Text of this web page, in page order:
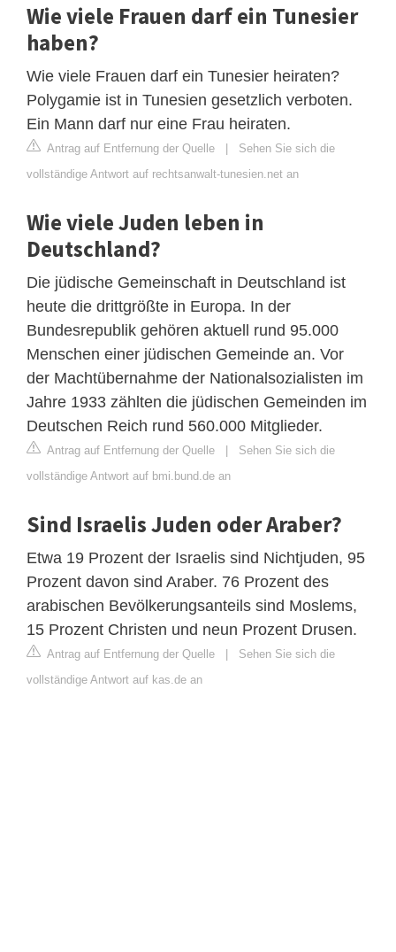
Wie viele Frauen darf ein Tunesier
haben?
Wie viele Frauen darf ein Tunesier heiraten?
Polygamie ist in Tunesien gesetzlich verboten.
Ein Mann darf nur eine Frau heiraten.
Antrag auf Entfernung der Quelle | Sehen Sie sich die
vollständige Antwort auf rechtsanwalt-tunesien.net an
Wie viele Juden leben in
Deutschland?
Die jüdische Gemeinschaft in Deutschland ist
heute die drittgrößte in Europa. In der
Bundesrepublik gehören aktuell rund 95.000
Menschen einer jüdischen Gemeinde an. Vor
der Machtübernahme der Nationalsozialisten im
Jahre 1933 zählten die jüdischen Gemeinden im
Deutschen Reich rund 560.000 Mitglieder.
Antrag auf Entfernung der Quelle | Sehen Sie sich die
vollständige Antwort auf bmi.bund.de an
Sind Israelis Juden oder Araber?
Etwa 19 Prozent der Israelis sind Nichtjuden, 95
Prozent davon sind Araber. 76 Prozent des
arabischen Bevölkerungsanteils sind Moslems,
15 Prozent Christen und neun Prozent Drusen.
Antrag auf Entfernung der Quelle | Sehen Sie sich die
vollständige Antwort auf kas.de an